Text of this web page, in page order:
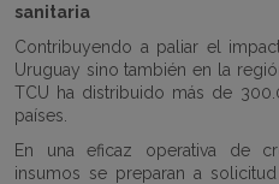
sanitaria
Contribuyendo a paliar el
Uruguay sino también en la
TCU ha distribuido más de
países.
En una eficaz operativa de
insumos se preparan a